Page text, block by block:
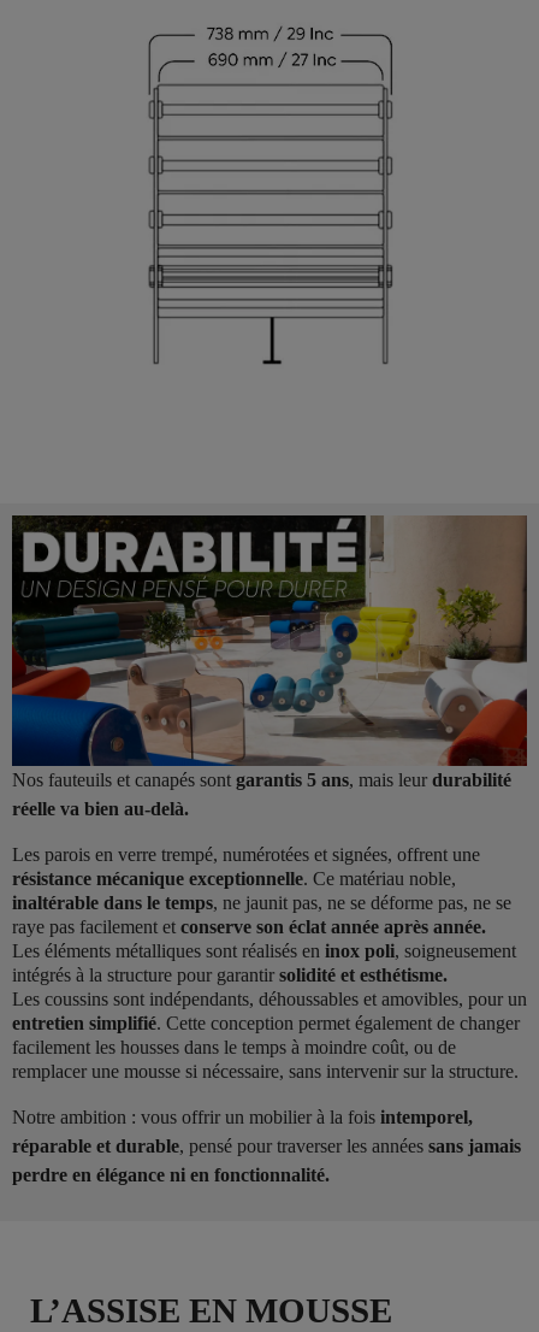
Nos fauteuils et canapés sont garantis 5 ans, mais leur durabilité
réelle va bien au-delà.
Les parois en verre trempé, numérotées et signées, offrent une
résistance mécanique exceptionnelle. Ce matériau noble,
inaltérable dans le temps, ne jaunit pas, ne se déforme pas, ne se
raye pas facilement et conserve son éclat année après année.
Les éléments métalliques sont réalisés en inox poli, soigneusement
intégrés à la structure pour garantir solidité et esthétisme.
Les coussins sont indépendants, déhoussables et amovibles, pour un
entretien simplifié. Cette conception permet également de changer
facilement les housses dans le temps à moindre coût, ou de
remplacer une mousse si nécessaire, sans intervenir sur la structure.
Notre ambition : vous offrir un mobilier à la fois intemporel,
réparable et durable, pensé pour traverser les années sans jamais
perdre en élégance ni en fonctionnalité.
L’ASSISE EN MOUSSE